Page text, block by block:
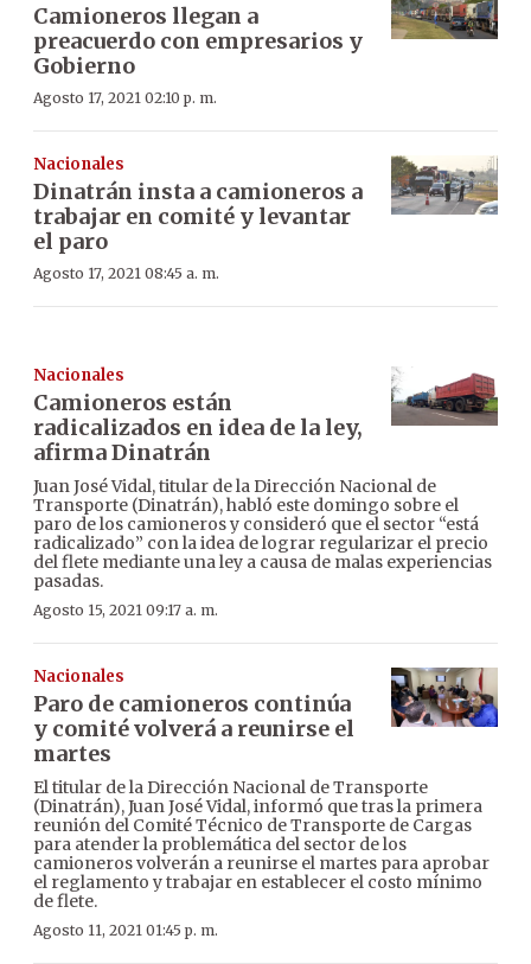
Camioneros llegan a
preacuerdo con empresarios y
Gobierno
Agosto 17, 2021 02:10 p. m.
Nacionales
Dinatrán insta a camioneros a
trabajar en comité y levantar
el paro
Agosto 17, 2021 08:45 a. m.
Nacionales
Camioneros están
radicalizados en idea de la ley,
afirma Dinatrán
Juan José Vidal, titular de la Dirección Nacional de
Transporte (Dinatrán), habló este domingo sobre el
paro de los camioneros y consideró que el sector “está
radicalizado” con la idea de lograr regularizar el precio
del flete mediante una ley a causa de malas experiencias
pasadas.
Agosto 15, 2021 09:17 a. m.
Nacionales
Paro de camioneros continúa
y comité volverá a reunirse el
martes
El titular de la Dirección Nacional de Transporte
(Dinatrán), Juan José Vidal, informó que tras la primera
reunión del Comité Técnico de Transporte de Cargas
para atender la problemática del sector de los
camioneros volverán a reunirse el martes para aprobar
el reglamento y trabajar en establecer el costo mínimo
de flete.
Agosto 11, 2021 01:45 p. m.